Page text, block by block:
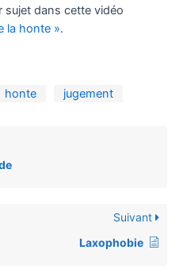
sujet dans cette vidéo
la honte ».
honte jugement
Suivant
Laxophobie